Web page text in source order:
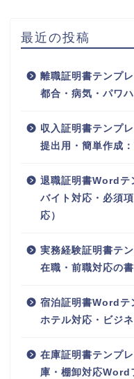
最近の投稿
離職証明書テンプ
都合・病気・パワ
収入証明書テンプ
提出用・簡単作成
退職証明書Wordテ
バイト対応・必須
応）
実務経験証明書テ
在職・前職対応の
宿泊証明書Wordテ
ホテル対応・ビジ
在庫証明書テンプ
庫・棚卸対応Word